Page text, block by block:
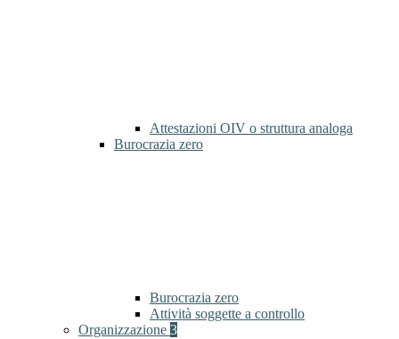
Attestazioni OIV o struttura analoga
Burocrazia zero
Burocrazia zero
Attività soggette a controllo
Organizzazione 3